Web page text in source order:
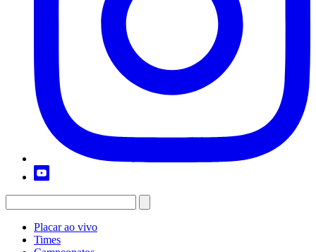
Placar ao vivo
Times